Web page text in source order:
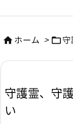
ホーム > 守
守護霊、守
い